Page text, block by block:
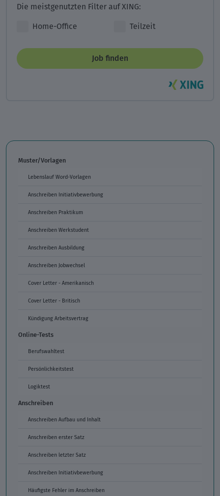
Job finden
Die meistgenutzten Filter auf XING:
Home-Office Teilzeit
Muster/Vorlagen
Lebenslauf Word-Vorlagen
Anschreiben Initiativbewerbung
Anschreiben Praktikum
Anschreiben Werkstudent
Anschreiben Ausbildung
Anschreiben Jobwechsel
Cover Letter - Amerikanisch
Cover Letter - Britisch
Kündigung Arbeitsvertrag
Online-Tests
Berufswahltest
Persönlichkeitstest
Logiktest
Anschreiben
Anschreiben Aufbau und Inhalt
Anschreiben erster Satz
Anschreiben letzter Satz
Anschreiben Initiativbewerbung
Häufigste Fehler im Anschreiben